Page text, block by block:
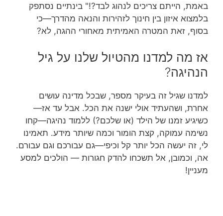
באמת, הייתם צריכים לנהוג לבד?!" בינתיים נסתפק
בלמצוא איזון בין חינוך לזהירות והנאה מהדרך—כי
בסוף, זאת המטרה האמיתית מאחורי ההגה, לא?
אז מה למדנו מהטיול שלנו על גיל
הנהיגה?
למדנו שגיל זה בעיקר מספר, שבכל מדינה עושים
אחרת, ושהעתיד אולי ישנה את הכל. אבל עד אז—
כשיגיע זמנו של הילד (או שלכם?) ללמוד נהיגה—קחו
נשימה עמוקה, קצת הומור וכמה שיותר מידע. תאמינו
לי, זה יעשה הכל יותר קל וכיפי—גם עבורכם וגם עבורם.
אה, וכמובן, אל תשכחו להדק חגורות — הולכים למסע
מעניין!